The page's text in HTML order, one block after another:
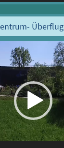
Überflug